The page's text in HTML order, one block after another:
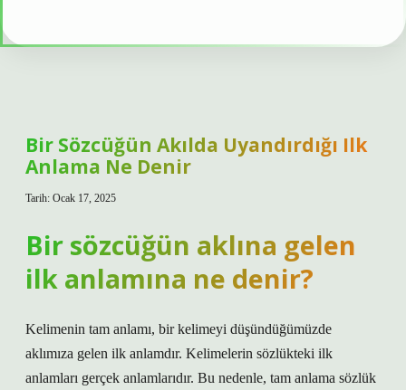
Bir Sözcüğün Akılda Uyandırdığı Ilk
Anlama Ne Denir
Tarih: Ocak 17, 2025
Bir sözcüğün aklına gelen
ilk anlamına ne denir?
Kelimenin tam anlamı, bir kelimeyi düşündüğümüzde
aklımıza gelen ilk anlamdır. Kelimelerin sözlükteki ilk
anlamları gerçek anlamlarıdır. Bu nedenle, tam anlama sözlük